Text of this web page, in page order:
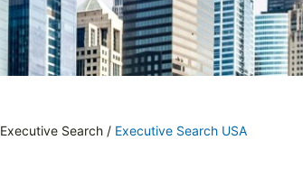
Executive Search / Executive Search USA